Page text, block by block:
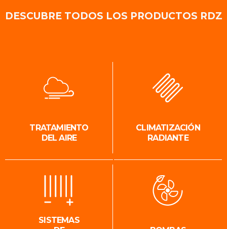
DESCUBRE TODOS LOS PRODUCTOS RDZ
TRATAMIENTO
DEL AIRE
CLIMATIZACIÓN
RADIANTE
SISTEMAS